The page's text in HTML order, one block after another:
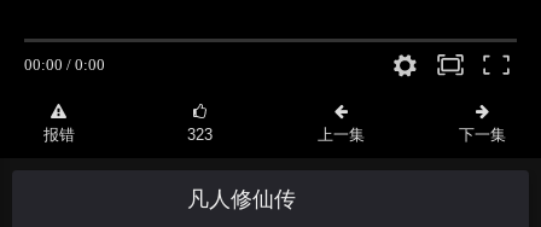
报错 323 上一集 下一集
凡人修仙传